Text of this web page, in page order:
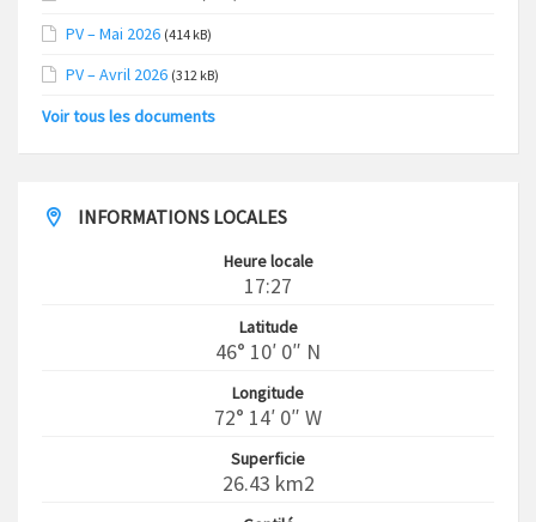
PV – Mai 2026 (414 kB)
PV – Avril 2026 (312 kB)
Voir tous les documents
INFORMATIONS LOCALES
Heure locale
17:27
Latitude
46° 10′ 0″ N
Longitude
72° 14′ 0″ W
Superficie
26.43 km2